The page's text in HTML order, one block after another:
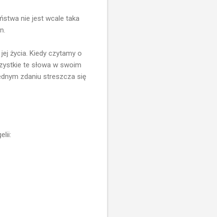
nie jest wcale taka
życia. Kiedy czytamy o
te słowa w swoim
zdaniu streszcza się